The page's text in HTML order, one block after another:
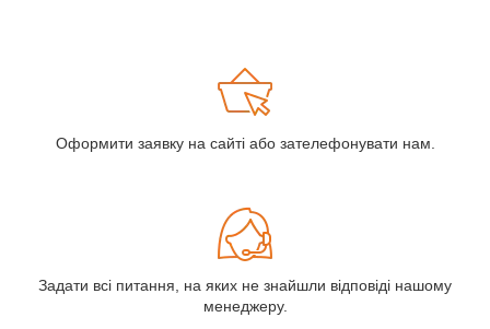
Оформити заявку на сайті або зателефонувати нам.
Задати всі питання, на яких не знайшли відповіді нашому
менеджеру.